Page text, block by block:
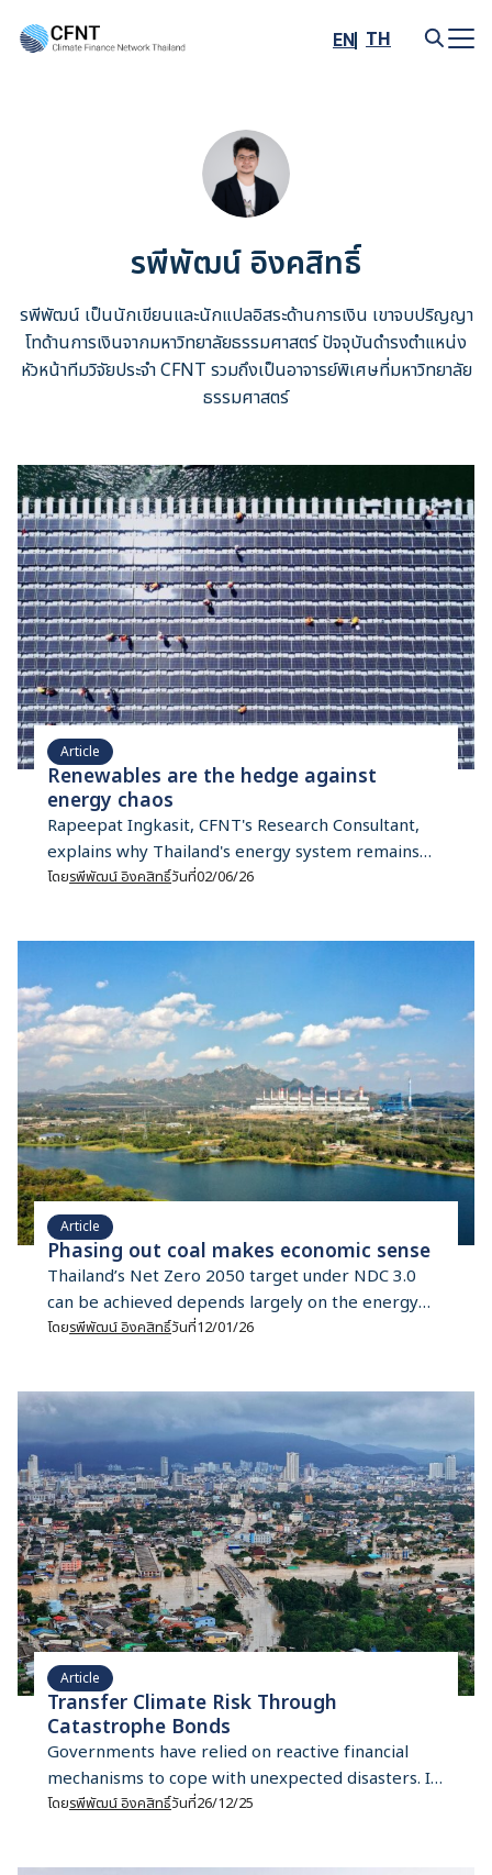
EN TH
รพีพัฒน์ อิงคสิทธิ์
รพีพัฒน์ เป็นนักเขียนและนักแปลอิสระด้านการเงิน เขาจบปริญญา
โทด้านการเงินจากมหาวิทยาลัยธรรมศาสตร์ ปัจจุบันดำรงตำแหน่ง
หัวหน้าทีมวิจัยประจำ CFNT รวมถึงเป็นอาจารย์พิเศษที่มหาวิทยาลัย
ธรรมศาสตร์
Article
Renewables are the hedge against
energy chaos
Rapeepat Ingkasit, CFNT's Research Consultant,
explains why Thailand's energy system remains
vulnerable and why transitioning from LNG
โดยรพีพัฒน์ อิงคสิทธิ์วันที่02/06/26
Article
Phasing out coal makes economic sense
Thailand’s Net Zero 2050 target under NDC 3.0
can be achieved depends largely on the energy
sector. Rapeepat Ingasit explores 3 pathways for
also economically viable.
โดยรพีพัฒน์ อิงคสิทธิ์วันที่12/01/26
Article
Transfer Climate Risk Through
Catastrophe Bonds
Governments have relied on reactive financial
mechanisms to cope with unexpected disasters. In
this article, Rapeepat would like to introduce a
โดยรพีพัฒน์ อิงคสิทธิ์วันที่26/12/25